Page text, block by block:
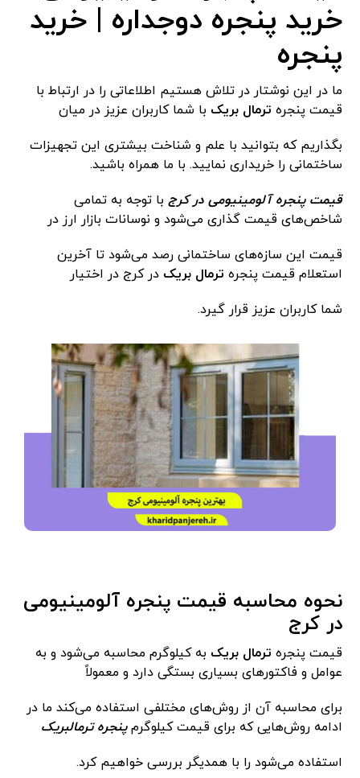
خرید پنجره دوجداره | خرید
پنجره
ما در این نوشتار در تلاش هستیم اطلاعاتی را در ارتباط با
قیمت پنجره ترمال بریک با شما کاربران عزیز در میان
بگذاریم که بتوانید با علم و شناخت بیشتری این تجهیزات
ساختمانی را خریداری نمایید. با ما همراه باشید.
قیمت پنجره آلومینیومی در کرج با توجه به تمامی
شاخص‌های قیمت گذاری می‌شود و نوسانات بازار ارز در
قیمت این سازه‌های ساختمانی رصد می‌شود تا آخرین
استعلام قیمت پنجره ترمال بریکدر کرج در اختیار
شما کاربران عزیز قرار گیرد.
نحوه محاسبه قیمت پنجره آلومینیومی
در کرج
قیمت پنجره ترمال بریک به کیلوگرم محاسبه می‌شود و به
عوامل و فاکتورهای بسیاری بستگی دارد و معمولاً
برای محاسبه آن از روش‌های مختلفی استفاده می‌کند ما در
ادامه روش‌هایی که برای قیمت کیلوگرمپنجره ترمالبریک
استفاده می‌شود را با همدیگر بررسی خواهیم کرد.